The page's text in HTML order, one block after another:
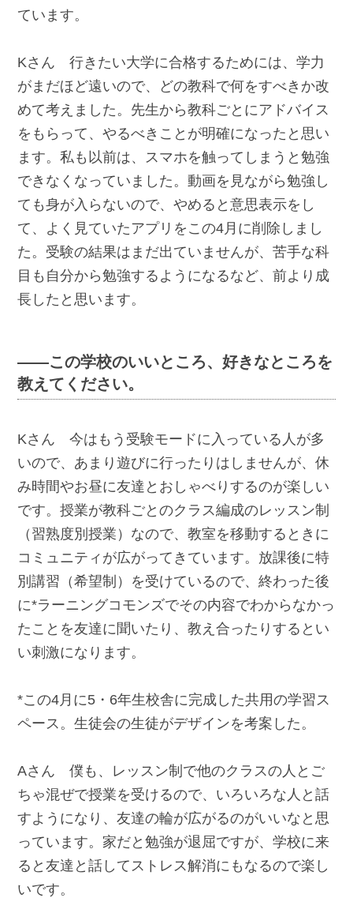
ています。
Kさん 行きたい大学に合格するためには、学力
がまだほど遠いので、どの教科で何をすべきか改
めて考えました。先生から教科ごとにアドバイス
をもらって、やるべきことが明確になったと思い
ます。私も以前は、スマホを触ってしまうと勉強
できなくなっていました。動画を見ながら勉強し
ても身が入らないので、やめると意思表示をし
て、よく見ていたアプリをこの4月に削除しまし
た。受験の結果はまだ出ていませんが、苦手な科
目も自分から勉強するようになるなど、前より成
長したと思います。
――この学校のいいところ、好きなところを
教えてください。
Kさん 今はもう受験モードに入っている人が多
いので、あまり遊びに行ったりはしませんが、休
み時間やお昼に友達とおしゃべりするのが楽しい
です。授業が教科ごとのクラス編成のレッスン制
（習熟度別授業）なので、教室を移動するときに
コミュニティが広がってきています。放課後に特
別講習（希望制）を受けているので、終わった後
に*ラーニングコモンズでその内容でわからなかっ
たことを友達に聞いたり、教え合ったりするとい
い刺激になります。
*この4月に5・6年生校舎に完成した共用の学習ス
ペース。生徒会の生徒がデザインを考案した。
Aさん 僕も、レッスン制で他のクラスの人とご
ちゃ混ぜで授業を受けるので、いろいろな人と話
すようになり、友達の輪が広がるのがいいなと思
っています。家だと勉強が退屈ですが、学校に来
ると友達と話してストレス解消にもなるので楽し
いです。